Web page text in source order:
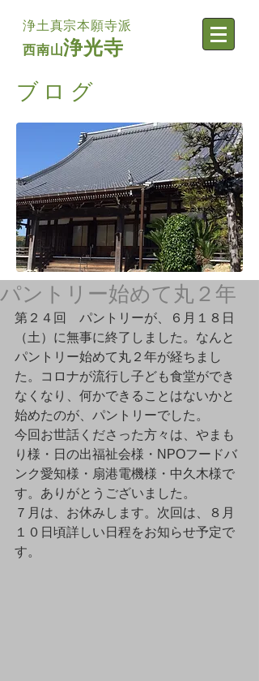
浄土真宗本願寺派
西南山浄光寺
​ブログ
パントリー始めて丸２年
第２４回　パントリーが、６月１８日
（土）に無事に終了しました。なんと
パントリー始めて丸２年が経ちまし
た。コロナが流行し子ども食堂ができ
なくなり、何かできることはないかと
始めたのが、パントリーでした。
今回お世話くださった方々は、やまも
り様・日の出福祉会様・NPOフードバ
ンク愛知様・扇港電機様・中久木様で
す。ありがとうございました。
７月は、お休みします。次回は、８月
１０日頃詳しい日程をお知らせ予定で
す。